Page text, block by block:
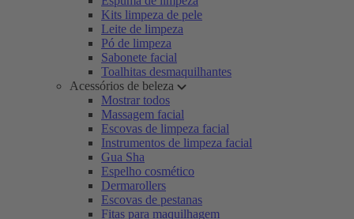
Kits limpeza de pele
Leite de limpeza
Pó de limpeza
Sabonete facial
Toalhitas desmaquilhantes
Acessórios de beleza
Mostrar todos
Massagem facial
Escovas de limpeza facial
Instrumentos de limpeza facial
Gua Sha
Espelho cosmético
Dermarollers
Escovas de pestanas
Fitas para maquilhagem